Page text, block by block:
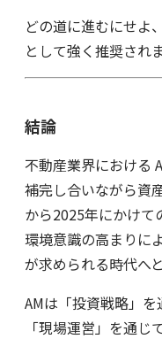
どの道に進むにせよ
として強く推奨されま
結論
不動産業界における
補完し合いながら資
から2025年にかけて
環境意識の高まりに
が求められる時代へ
AMは「投資戦略」
「現場運営」を通